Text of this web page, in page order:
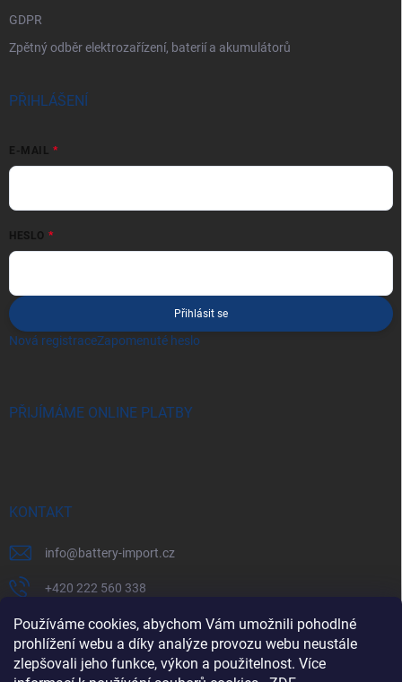
Používáme cookies, abychom Vám umožnili pohodlné
prohlížení webu a díky analýze provozu webu neustále
zlepšovali jeho funkce, výkon a použitelnost. Více
GDPR
Zpětný odběr elektrozařízení, baterií a akumulátorů
PŘIHLÁŠENÍ
E-MAIL
HESLO
Přihlásit se
Nová registraceZapomenuté heslo
PŘIJÍMÁME ONLINE PLATBY
KONTAKT
info@battery-import.cz
+420 222 560 338
+420 774 969 705